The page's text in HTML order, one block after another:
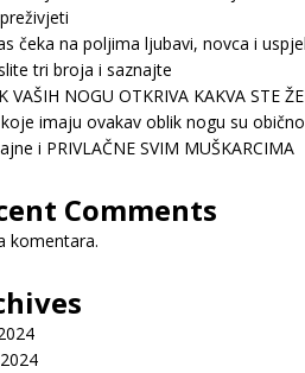
čeka na poljima ljubavi, novca i
tri broja i saznajte
VAŠIH NOGU OTKRIVA KAKVA STE
imaju ovakav oblik nogu su
i PRIVLAČNE SVIM MUŠKARCIMA
Comments
komentara.